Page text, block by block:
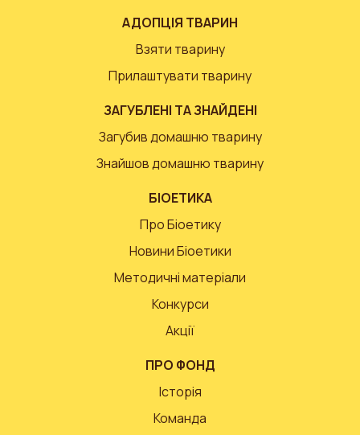
АДОПЦІЯ ТВАРИН
Взяти тварину
Прилаштувати тварину
ЗАГУБЛЕНІ ТА ЗНАЙДЕНІ
Загубив домашню тварину
Знайшов домашню тварину
БІОЕТИКА
Про Біоетику
Новини Біоетики
Методичні матеріали
Конкурси
Акції
ПРО ФОНД
Історія
Команда